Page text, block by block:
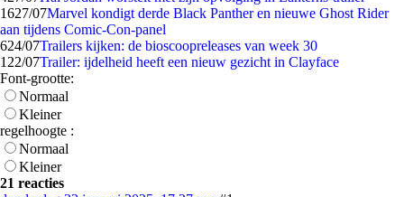
1627/07Marvel kondigt derde Black Panther en nieuwe Ghost Rider
aan tijdens Comic-Con-panel
624/07Trailers kijken: de bioscoopreleases van week 30
1 22/07Trailer: ijdelheid heeft een nieuw gezicht in Clayface
Font-grootte:
Normaal
Kleiner
regelhoogte :
Normaal
Kleiner
21 reacties